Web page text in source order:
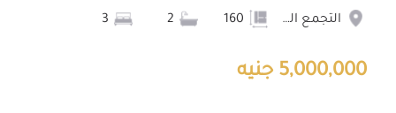
التجمع الخامس الشويفات
5,000,000 جنيه